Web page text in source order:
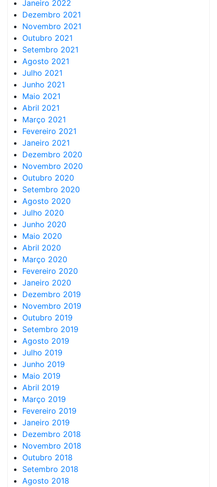
Janeiro 2022
Dezembro 2021
Novembro 2021
Outubro 2021
Setembro 2021
Agosto 2021
Julho 2021
Junho 2021
Maio 2021
Abril 2021
Março 2021
Fevereiro 2021
Janeiro 2021
Dezembro 2020
Novembro 2020
Outubro 2020
Setembro 2020
Agosto 2020
Julho 2020
Junho 2020
Maio 2020
Abril 2020
Março 2020
Fevereiro 2020
Janeiro 2020
Dezembro 2019
Novembro 2019
Outubro 2019
Setembro 2019
Agosto 2019
Julho 2019
Junho 2019
Maio 2019
Abril 2019
Março 2019
Fevereiro 2019
Janeiro 2019
Dezembro 2018
Novembro 2018
Outubro 2018
Setembro 2018
Agosto 2018